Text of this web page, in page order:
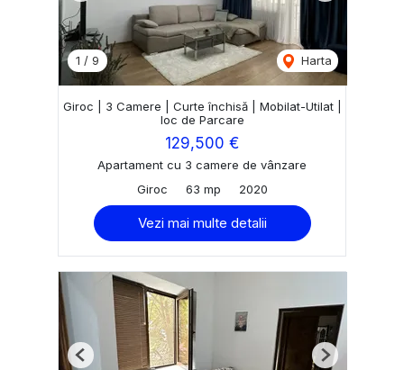
1 / 9 Harta
Giroc | 3 Camere | Curte închisă | Mobilat-Utilat |
loc de Parcare
129,500 €
Apartament cu 3 camere de vânzare
Giroc
63 mp 2020
Vezi mai multe detalii
Previous Next